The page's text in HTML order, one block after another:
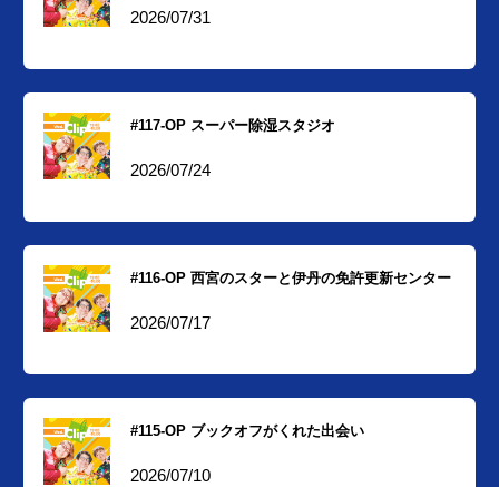
2026/07/31
#117-OP スーパー除湿スタジオ
2026/07/24
#116-OP 西宮のスターと伊丹の免許更新センター
2026/07/17
#115-OP ブックオフがくれた出会い
2026/07/10